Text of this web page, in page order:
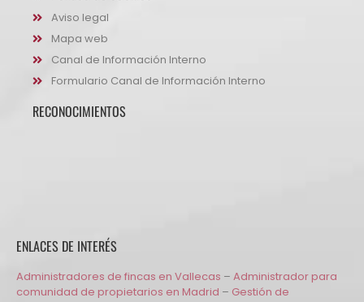
Aviso legal
Mapa web
Canal de Información Interno
Formulario Canal de Información Interno
RECONOCIMIENTOS
ENLACES DE INTERÉS
Administradores de fincas en Vallecas – Administrador para
comunidad de propietarios en Madrid – Gestión de